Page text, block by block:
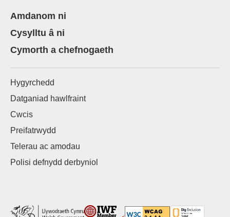
Amdanom ni
Cysylltu â ni
Cymorth a chefnogaeth
Hygyrchedd
Datganiad hawlfraint
Cwcis
Preifatrwydd
Telerau ac amodau
Polisi defnydd derbyniol